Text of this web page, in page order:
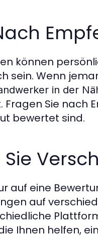
können
sein. Wenn
in der
Sie nach
bewertet sind.
auf eine
auf
Ihnen helfen,